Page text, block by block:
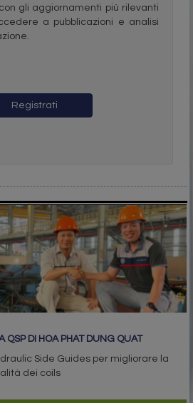
gli aggiornamenti più rilevanti
a pubblicazioni e analisi
Registrati
QSP DI HOA PHAT DUNG QUAT
Side Guides per migliorare la
dei coils